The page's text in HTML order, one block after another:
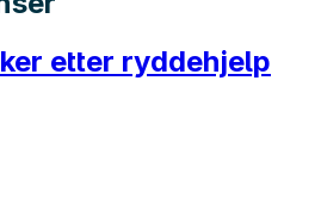
etter ryddehjelp